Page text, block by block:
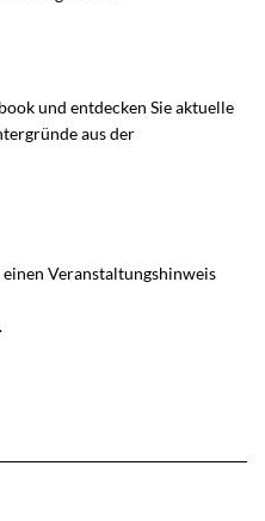
und entdecken Sie aktuelle
aus der
einen Veranstaltungshinweis